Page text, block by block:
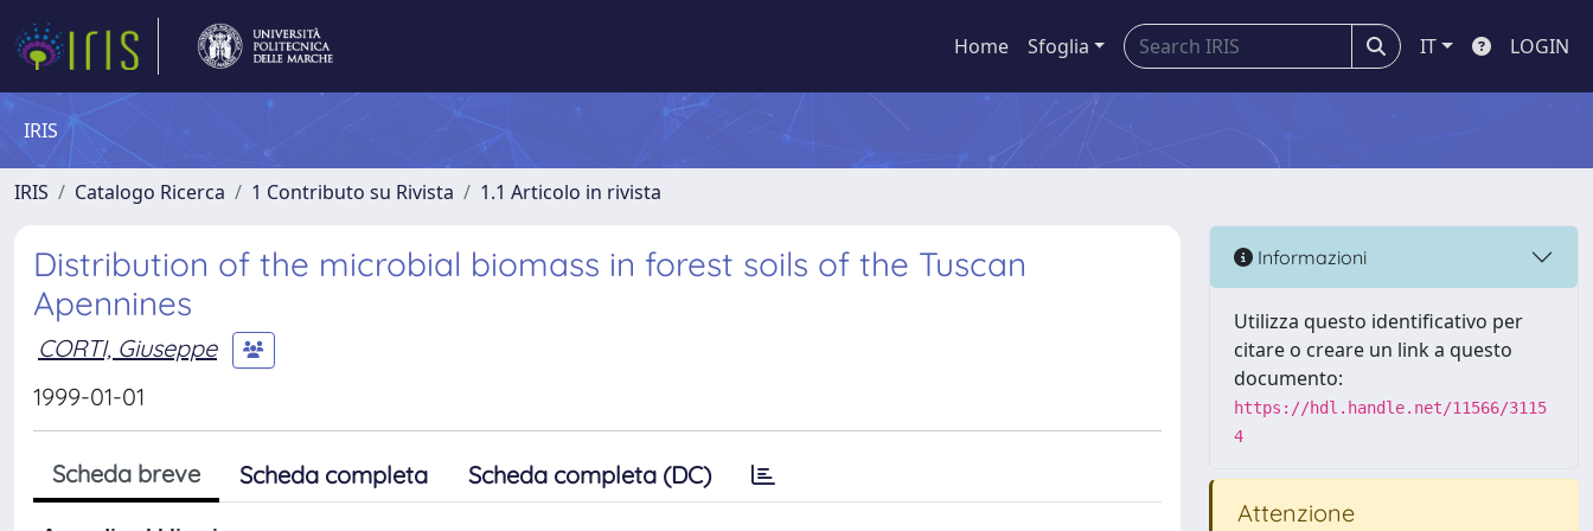
Home Sfoglia IT LOGIN
IRIS
IRIS Catalogo Ricerca 1 Contributo su Rivista 1.1 Articolo in rivista
Distribution of the microbial biomass in forest soils of the Tuscan
Apennines
CORTI, Giuseppe
1999-01-01
Scheda breve Scheda completa Scheda completa (DC)
Informazioni
Utilizza questo identificativo per
citare o creare un link a questo
documento:
https://hdl.handle.net/11566/3115
4
Attenzione